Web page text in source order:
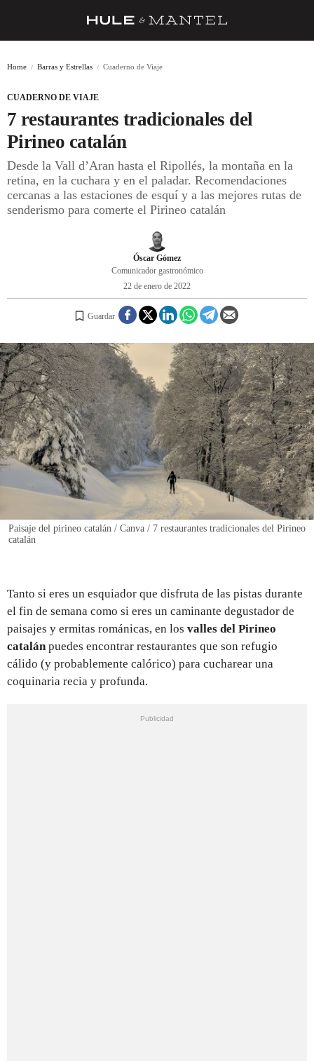
BARRAS Y ESTRELLAS
DÓNDE COMER
ÍDOLOS DE MESAS
CUADERNO DE VIAJE
A CUCHILLO
REGISTRO
INICIAR SESIÓN
Home Barras y Estrellas Cuaderno de Viaje
CUADERNO DE VIAJE
7 restaurantes tradicionales del
Pirineo catalán
Desde la Vall d’Aran hasta el Ripollés, la montaña en la
retina, en la cuchara y en el paladar. Recomendaciones
cercanas a las estaciones de esquí y a las mejores rutas de
senderismo para comerte el Pirineo catalán
Óscar Gómez
Comunicador gastronómico
22 de enero de 2022
Guardar
Paisaje del pirineo catalán / Canva / 7 restaurantes tradicionales del Pirineo
catalán
Tanto si eres un esquiador que disfruta de las pistas durante
el fin de semana como si eres un caminante degustador de
paisajes y ermitas románicas, en los valles del Pirineo
catalánpuedes encontrar restaurantes que son refugio
cálido (y probablemente calórico) para cucharear una
coquinaria recia y profunda.